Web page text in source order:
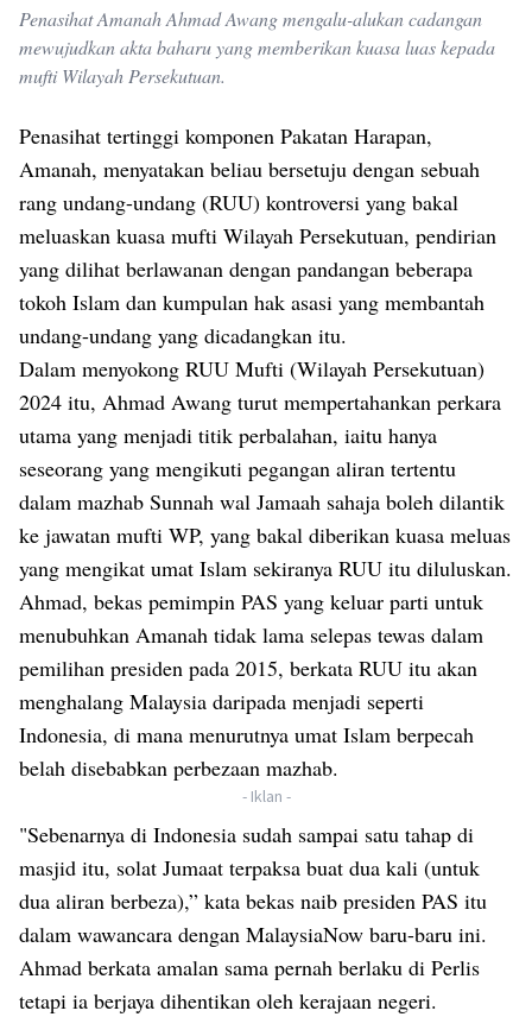
Penasihat Amanah Ahmad Awang mengalu-alukan cadangan
mewujudkan akta baharu yang memberikan kuasa luas kepada
mufti Wilayah Persekutuan.
Penasihat tertinggi komponen Pakatan Harapan,
Amanah, menyatakan beliau bersetuju dengan sebuah
rang undang-undang (RUU) kontroversi yang bakal
meluaskan kuasa mufti Wilayah Persekutuan, pendirian
yang dilihat berlawanan dengan pandangan beberapa
tokoh Islam dan kumpulan hak asasi yang membantah
undang-undang yang dicadangkan itu.
Dalam menyokong RUU Mufti (Wilayah Persekutuan)
2024 itu, Ahmad Awang turut mempertahankan perkara
utama yang menjadi titik perbalahan, iaitu hanya
seseorang yang mengikuti pegangan aliran tertentu
dalam mazhab Sunnah wal Jamaah sahaja boleh dilantik
ke jawatan mufti WP, yang bakal diberikan kuasa meluas
yang mengikat umat Islam sekiranya RUU itu diluluskan.
Ahmad, bekas pemimpin PAS yang keluar parti untuk
menubuhkan Amanah tidak lama selepas tewas dalam
pemilihan presiden pada 2015, berkata RUU itu akan
menghalang Malaysia daripada menjadi seperti
Indonesia, di mana menurutnya umat Islam berpecah
belah disebabkan perbezaan mazhab.
- Iklan -
"Sebenarnya di Indonesia sudah sampai satu tahap di
masjid itu, solat Jumaat terpaksa buat dua kali (untuk
dua aliran berbeza),” kata bekas naib presiden PAS itu
dalam wawancara dengan MalaysiaNow baru-baru ini.
Ahmad berkata amalan sama pernah berlaku di Perlis
tetapi ia berjaya dihentikan oleh kerajaan negeri.